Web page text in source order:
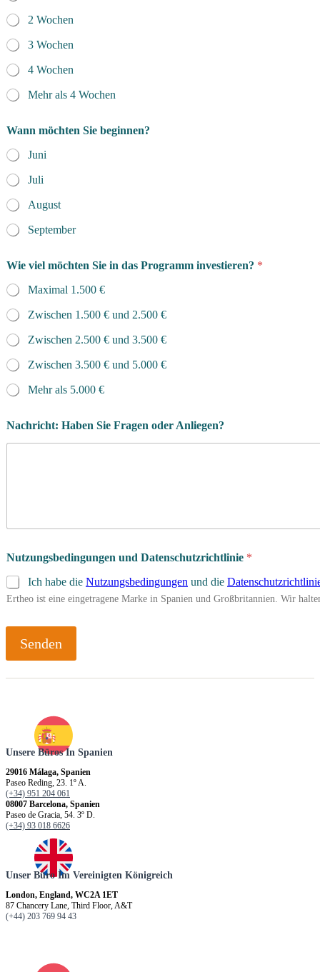
2 Wochen
3 Wochen
4 Wochen
Mehr als 4 Wochen
Wann möchten Sie beginnen?
Juni
Juli
August
September
Wie viel möchten Sie in das Programm investieren? *
Maximal 1.500 €
Zwischen 1.500 € und 2.500 €
Zwischen 2.500 € und 3.500 €
Zwischen 3.500 € und 5.000 €
Mehr als 5.000 €
t
h
A
t
h
l
t
i
e
t
/
i
n
Nachricht: Haben Sie Fragen oder Anliegen?
Nutzungsbedingungen und Datenschutzrichtlinie *
Ich habe die Nutzungsbedingungen und die
Ertheo ist eine eingetragene Marke in Spanien und Großbritannien. Wir
Senden
Unsere Büros In Spanien
29016 Málaga, Spanien
Paseo Reding, 23. 1º A.
(+34) 951 204 061
08007 Barcelona, Spanien
Paseo de Gracia, 54. 3º D.
(+34) 93 018 6626
Unser Büro Im Vereinigten Königreich
London, England, WC2A 1ET
87 Chancery Lane, Third Floor, A&T
(+44) 203 769 94 43